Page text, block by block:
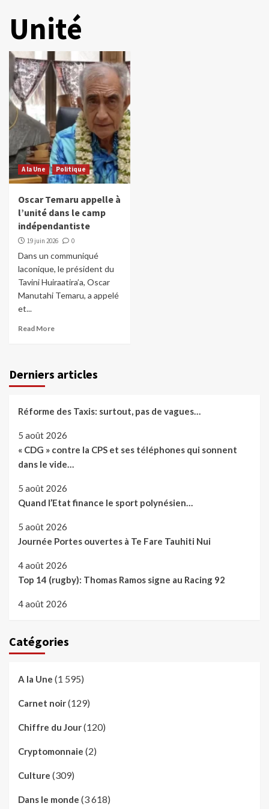
Unité
A la Une Politique
Oscar Temaru appelle à
l’unité dans le camp
indépendantiste
19 juin 2026 0
Dans un communiqué
laconique, le président du
Tavini Huiraatira’a, Oscar
Manutahi Temaru, a appelé
et...
Read More
Derniers articles
Réforme des Taxis: surtout, pas de vagues…
5 août 2026
« CDG » contre la CPS et ses téléphones qui sonnent
dans le vide…
5 août 2026
Quand l’Etat finance le sport polynésien…
5 août 2026
Journée Portes ouvertes à Te Fare Tauhiti Nui
4 août 2026
Top 14 (rugby): Thomas Ramos signe au Racing 92
4 août 2026
Catégories
A la Une (1 595)
Carnet noir(129)
Chiffre du Jour(120)
Cryptomonnaie (2)
Culture (309)
Dans le monde (3 618)